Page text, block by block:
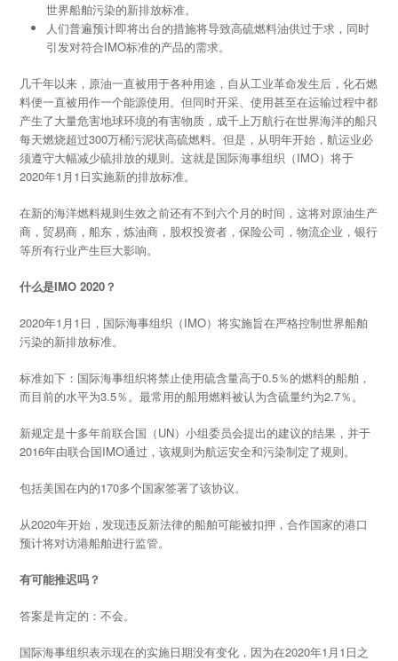
世界船舶污染的新排放标准。
人们普遍预计即将出台的措施将导致高硫燃料油供过于求，同时
引发对符合IMO标准的产品的需求。
几千年以来，原油一直被用于各种用途，自从工业革命发生后，化石燃
料便一直被用作一个能源使用。但同时开采、使用甚至在运输过程中都
产生了大量危害地球环境的有害物质，成千上万航行在世界海洋的船只
每天燃烧超过300万桶污泥状高硫燃料。但是，从明年开始，航运业必
须遵守大幅减少硫排放的规则。这就是国际海事组织（IMO）将于
2020年1月1日实施新的排放标准。
在新的海洋燃料规则生效之前还有不到六个月的时间，这将对原油生产
商，贸易商，船东，炼油商，股权投资者，保险公司，物流企业，银行
等所有行业产生巨大影响。
什么是IMO 2020？
2020年1月1日，国际海事组织（IMO）将实施旨在严格控制世界船舶
污染的新排放标准。
标准如下：国际海事组织将禁止使用硫含量高于0.5％的燃料的船舶，
而目前的水平为3.5％。最常用的船用燃料被认为含硫量约为2.7％。
新规定是十多年前联合国（UN）小组委员会提出的建议的结果，并于
2016年由联合国IMO通过，该规则为航运安全和污染制定了规则。
包括美国在内的170多个国家签署了该协议。
从2020年开始，发现违反新法律的船舶可能被扣押，合作国家的港口
预计将对访港船舶进行监管。
有可能推迟吗？
答案是肯定的：不会。
国际海事组织表示现在的实施日期没有变化，因为在2020年1月1日之